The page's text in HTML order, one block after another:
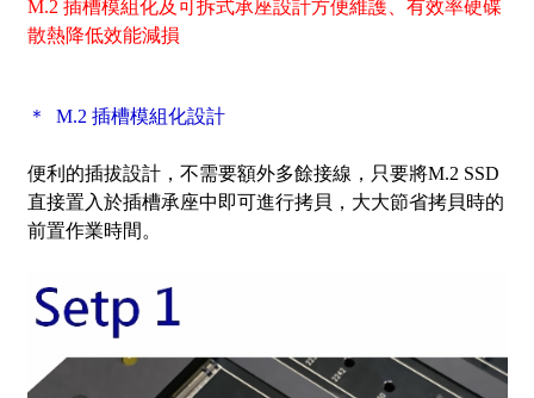
M.2 插槽模組化及可拆式承座設計方便維護、有效率硬碟
散熱降低效能減損
＊ M.2 插槽模組化設計
便利的插拔設計，不需要額外多餘接線，只要將M.2 SSD
直接置入於插槽承座中即可進行拷貝，大大節省拷貝時的
前置作業時間。